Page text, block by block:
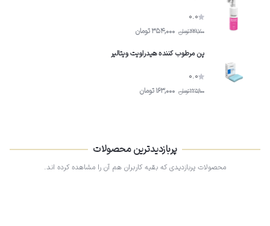
0.0
441,700تومان 354,000تومان
پن مرطوب کننده هیدراویت ویتالیر
0.0
225,900تومان 163,000تومان
پربازدیدترین محصولات
محصولات پربازدیدی که بقیه کاربران هم آن را مشاهده کرده اند.